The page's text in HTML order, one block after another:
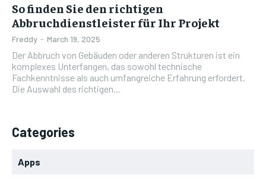
So finden Sie den richtigen
Abbruchdienstleister für Ihr Projekt
Freddy - March 19, 2025
Der Abbruch von Gebäuden oder anderen Strukturen ist ein
komplexes Unterfangen, das sowohl technische
Fachkenntnisse als auch umfangreiche Erfahrung erfordert.
Die Auswahl des richtigen...
Categories
Apps